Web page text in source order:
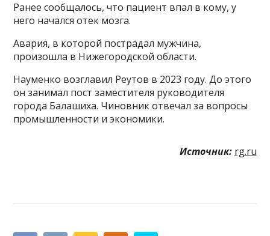
Ранее сообщалось, что пациент впал в кому, у
него начался отек мозга.
Авария, в которой пострадал мужчина,
произошла в Нижегородской области.
Науменко возглавил Реутов в 2023 году. До этого
он занимал пост заместителя руководителя
города Балашиха. Чиновник отвечал за вопросы
промышленности и экономики.
Источник: rg.ru